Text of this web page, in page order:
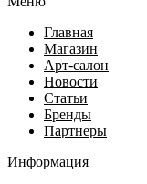
Главная
Магазин
Арт-салон
Новости
Статьи
Бренды
Партнеры
Информация